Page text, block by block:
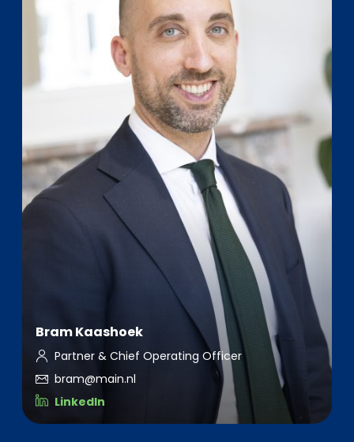
Bram Kaashoek
Partner & Chief Operating Officer
bram@main.nl
LinkedIn